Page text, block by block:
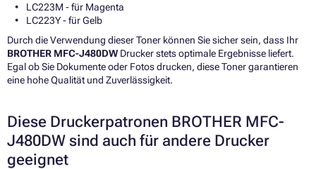
LC223M - für Magenta
LC223Y - für Gelb
Durch die Verwendung dieser Toner können Sie sicher sein, dass Ihr
BROTHER MFC-J480DW Drucker stets optimale Ergebnisse liefert.
Egal ob Sie Dokumente oder Fotos drucken, diese Toner garantieren
eine hohe Qualität und Zuverlässigkeit.
Diese Druckerpatronen BROTHER MFC-
J480DW sind auch für andere Drucker
geeignet